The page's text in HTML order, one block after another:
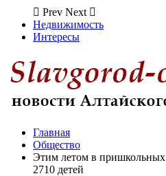
Prev Next
Недвижимость
Интересы
Главная
Общество
Этим летом в пришкольных
2710 детей